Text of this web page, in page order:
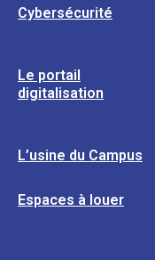
Cybersécurité
Le portail
digitalisation
L’usine du Campus
Espaces à louer